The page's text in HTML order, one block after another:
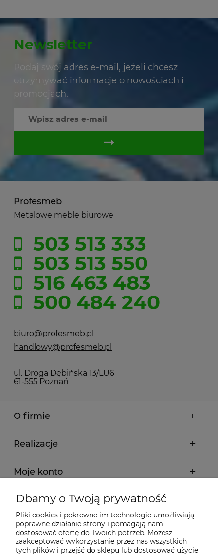
Newsletter
Podaj swój adres e-mail, jeżeli chcesz
otrzymywać informacje o nowościach i
promocjach.
Profesmeb
Metalowe meble biurowe
503 513 333
503 513 550
516 463 483
500 484 240
biuro@profesmeb.pl
handlowy@profesmeb.pl
ul. Droga Dębińska 13/LU6
61-555 Poznań
O firmie
Realizacje
Moje konto
Regulamin
Dostawa - realizacja
Dbamy o Twoją prywatność
Pliki cookies i pokrewne im technologie umożliwiają
poprawne działanie strony i pomagają nam
dostosować ofertę do Twoich potrzeb. Możesz
zaakceptować wykorzystanie przez nas wszystkich
tych plików i przejść do sklepu lub dostosować użycie